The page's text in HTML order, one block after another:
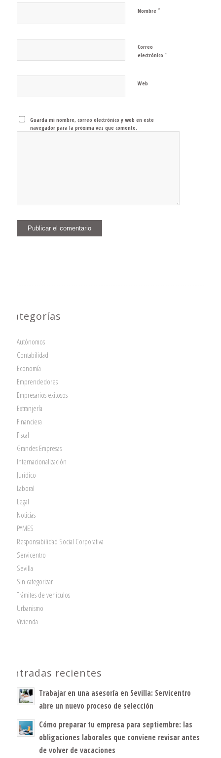
Nombre *
Correo
electrónico *
Web
Guarda mi nombre, correo electrónico y web en este
navegador para la próxima vez que comente.
Categorías
Autónomos
Contabilidad
Economía
Emprendedores
Empresarios exitosos
Extranjería
Financiera
Fiscal
Grandes Empresas
Internacionalización
Jurídico
Laboral
Legal
Noticias
PYMES
Responsabilidad Social Corporativa
Servicentro
Sevilla
Sin categorizar
Trámites de vehículos
Urbanismo
Vivienda
Entradas recientes
Trabajar en una asesoría en Sevilla: Servicentro
abre un nuevo proceso de selección
Cómo preparar tu empresa para septiembre: las
obligaciones laborales que conviene revisar antes
de volver de vacaciones